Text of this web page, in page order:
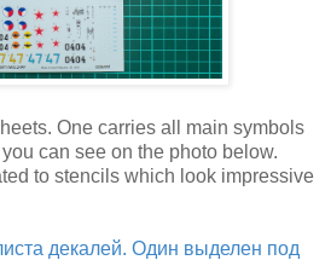
One carries all main symbols
can see on the photo below.
to stencils which look impressive
декалей. Один выделен под